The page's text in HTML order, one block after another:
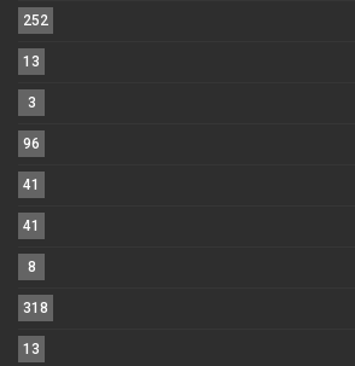
252
13
3
96
41
41
8
318
13